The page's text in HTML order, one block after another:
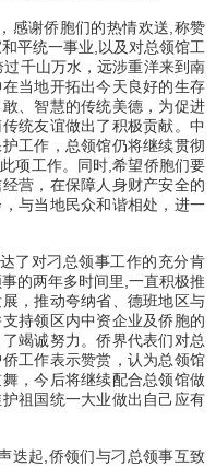
谢侨胞们的热情欢送 称赞
平统一事业 以及对总领馆工
过千山万水，远涉重洋来到南
当地开拓出今天良好的生存
、智慧的传统美德，为促进
统友谊做出了积极贡献。中
工作，总领馆仍将继续贯彻
项工作。同时 ,希望侨胞们要
营，在保障人身财产安全的
与当地民众和谐相处，进一
对刁总领事工作的充分肯
的两年多时间里 一直积极推
，推动夸纳省、德班地区与
持领区内中资企业及侨胞的
竭诚努力。侨界代表们对总
工作表示赞赏，认为总领馆
，今后将继续配合总领馆做
祖国统一大业做出自己应有
迭起 侨领们与刁总领事互致